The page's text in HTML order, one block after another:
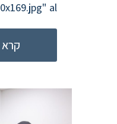
al...
קרא